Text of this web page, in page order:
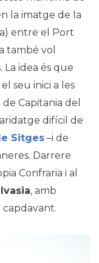
la imatge de la
entre el Port
també vol
La idea és que
seu inici a les
Capitania del
difícil de
Sitges –i de
Darrere
Confraria i al
, amb
capdavant.